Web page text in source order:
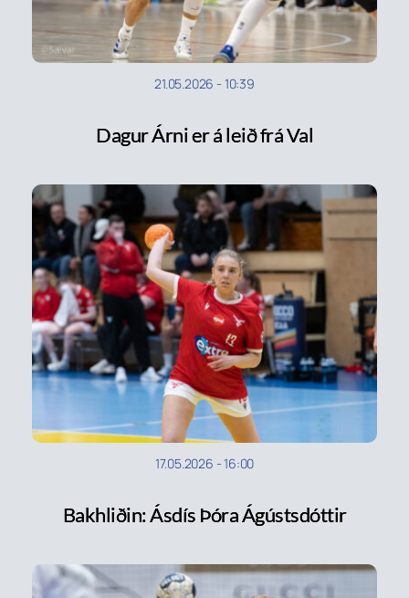
21.05.2026 - 10:39
Dagur Árni er á leið frá Val
17.05.2026 -16:00
Bakhliðin: Ásdís Þóra Ágústsdóttir